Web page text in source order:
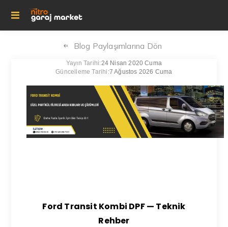
Blog Paylaşımlarına Dön
Yayın Tarihi:24 Nisan 2020 Cuma
Güncelleme Tarihi:7 Ağustos 2026 Cuma
Ford Transit Kombi DPF — Teknik
Rehber